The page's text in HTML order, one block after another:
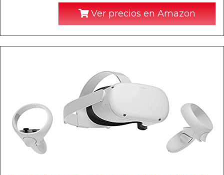
Ver precios en Amazon